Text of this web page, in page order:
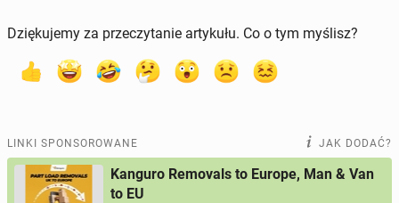
Dziękujemy za przeczytanie artykułu. Co o tym myślisz?
LINKI SPONSOROWANE JAK DODAĆ?
Kanguro Removals to Europe, Man & Van
to EU